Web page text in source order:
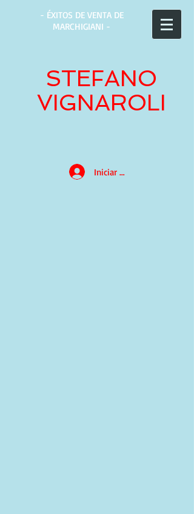
- ÉXITOS DE VENTA DE
MARCHIGIANI -
STEFANO
VIGNAROLI
Iniciar sesión